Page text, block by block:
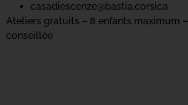
casadiescenze@bastia.corsica
Ateliers gratuits – 8 enfants maximum –
conseillée